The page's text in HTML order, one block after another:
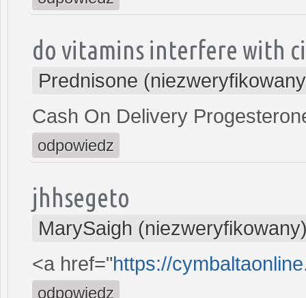
do vitamins interfere with
Prednisone
Cash On Delivery
odpowiedz
jhhsegeto
MarySaigh
<a href="https://
odpowiedz